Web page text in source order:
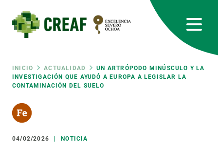
contenido
principal
Ruta
de
navegación
INICIO ACTUALIDAD
UN ARTRÓPODO MINÚSCULO Y LA
INVESTIGACIÓN QUE AYUDÓ A EUROPA A LEGISLAR LA
CONTAMINACIÓN DEL SUELO
04/02/2026 NOTICIA
RRSS
Featured
responsive